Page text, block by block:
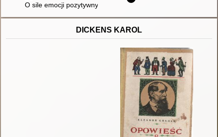
O sile emocji pozytywnych : zapobieganie depresji dzieci i
DICKENS KAROL